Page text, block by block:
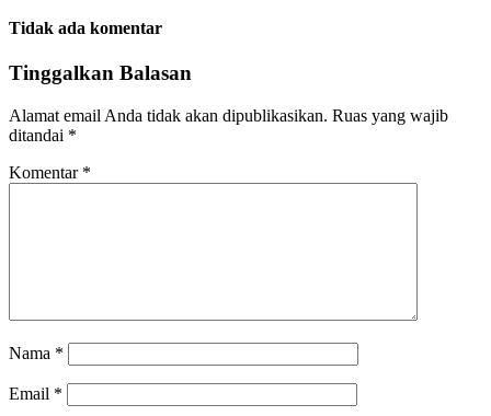
Tidak ada komentar
Tinggalkan Balasan
Alamat email Anda tidak akan dipublikasikan. Ruas yang wajib
ditandai *
Komentar *
Nama *
Email *